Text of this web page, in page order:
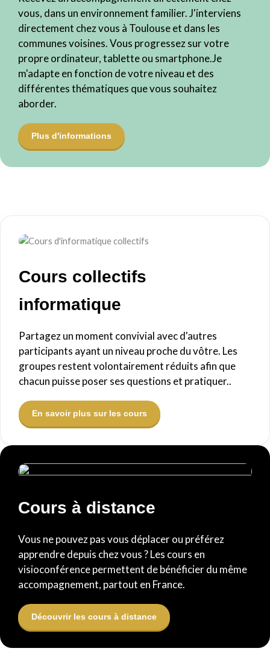
vous, dans un environnement familier. J'interviens
directement chez vous à Toulouse et dans les
communes voisines. Vous progressez sur votre
propre ordinateur, tablette ou smartphone.Je
m'adapte en fonction de votre niveau et des
différentes thématiques que vous souhaitez
aborder.
Plus d'informations
Cours collectifs
informatique
Partagez un moment convivial avec d'autres
participants ayant un niveau proche du vôtre. Les
groupes restent volontairement réduits afin que
chacun puisse poser ses questions et pratiquer..
En savoir plus sur les cours
Cours à distance
Vous ne pouvez pas vous déplacer ou préférez
apprendre depuis chez vous ? Les cours en
visioconférence permettent de bénéficier du même
accompagnement, partout en France.
Découvrir les cours à distance